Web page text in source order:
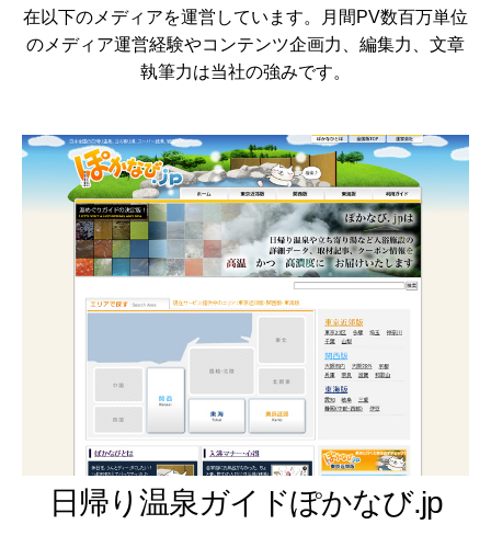
在以下のメディアを運営しています。月間PV数百万単位
のメディア運営経験やコンテンツ企画力、編集力、文章
執筆力は当社の強みです。
日帰り温泉ガイドぽかなび.jp